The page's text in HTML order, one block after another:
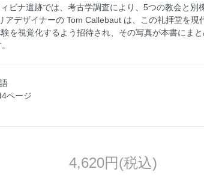
ビナ遺跡では、考古学調査により、5つの教会と
デザイナーの Tom Callebaut は、この礼拝堂を
を視覚化するよう招待され、その写真が本書にま
ページ
4,620円(税込)